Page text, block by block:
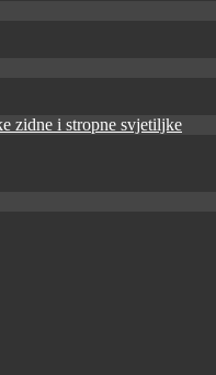
zidne i stropne svjetiljke